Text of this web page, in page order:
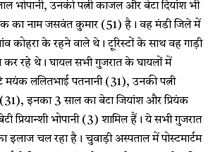
भोपानी, उनकी पत्नी काजल और बेटा दियांश भी
का नाम जसवंत कुमार (51) है। वह मंडी जिले में
कोहरा के रहने वाले थे। टूरिस्टों के साथ वह गाड़ी
कर रहे थे। घायल सभी गुजरात के घायलों में
मयंक ललितभाई पतनानी (31), उनकी पत्नी
इनका 3 साल का बेटा जियांश और प्रियंक
प्रियान्शी भोपानी (3) शामिल हैं। ये सभी गुजरात
चल रहा है। चुवाड़ी अस्पताल में पोस्टमार्टम